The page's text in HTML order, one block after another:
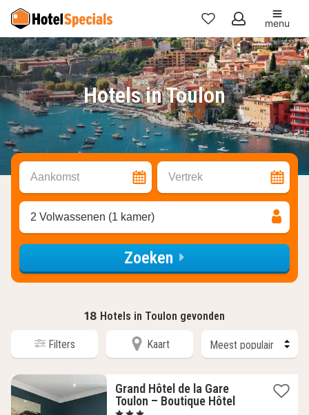
Mijn
favorieten
menu
Hotels in Toulon
Aankomst Vertrek
2 Volwassenen (1 kamer)
Zoeken
18 Hotels in Toulon gevonden
Filters Kaart
Grand Hôtel de la Gare
Toulon – Boutique Hôtel1